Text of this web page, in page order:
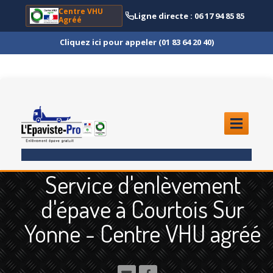
Centre VHU
Agréé
Ligne directe : 06 17 94 85 85
Cliquez ici pour appeler (01 83 64 20 40)
ENLÈVEMENTÉPAVE
Quoi ?
Scooteret Moto
Camion
et Poids Lourd
Service d'enlèvement
d'épave à Courtois Sur
Yonne - Centre VHU agréé